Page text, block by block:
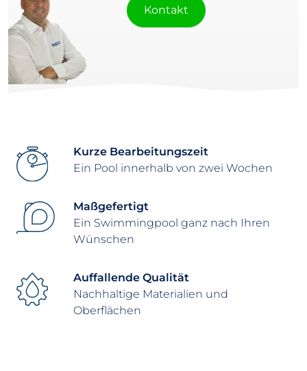
Kontakt
Kurze Bearbeitungszeit
Ein Pool innerhalb von zwei Wochen
Maßgefertigt
Ein Swimmingpool ganz nach Ihren
Wünschen
Auffallende Qualität
Nachhaltige Materialien und
Oberflächen